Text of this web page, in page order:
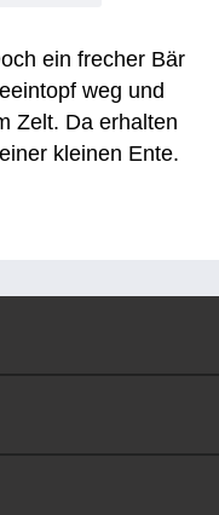
ein frecher Bär
weg und
Zelt. Da erhalten
kleinen Ente.